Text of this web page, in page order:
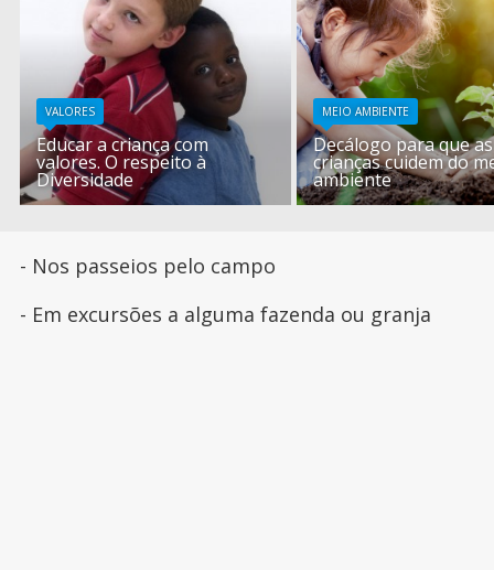
VALORES
Educar a criança com
valores. O respeito à
Diversidade
MEIO AMBIENTE
Decálogo para que as
crianças cuidem do
ambiente
- Nos passeios pelo campo
- Em excursões a alguma fazenda ou granja